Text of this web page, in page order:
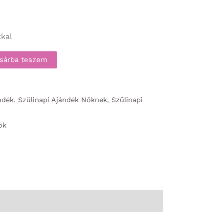
teszem
, Szülinapi Ajándék Nőknek, Szülinapi